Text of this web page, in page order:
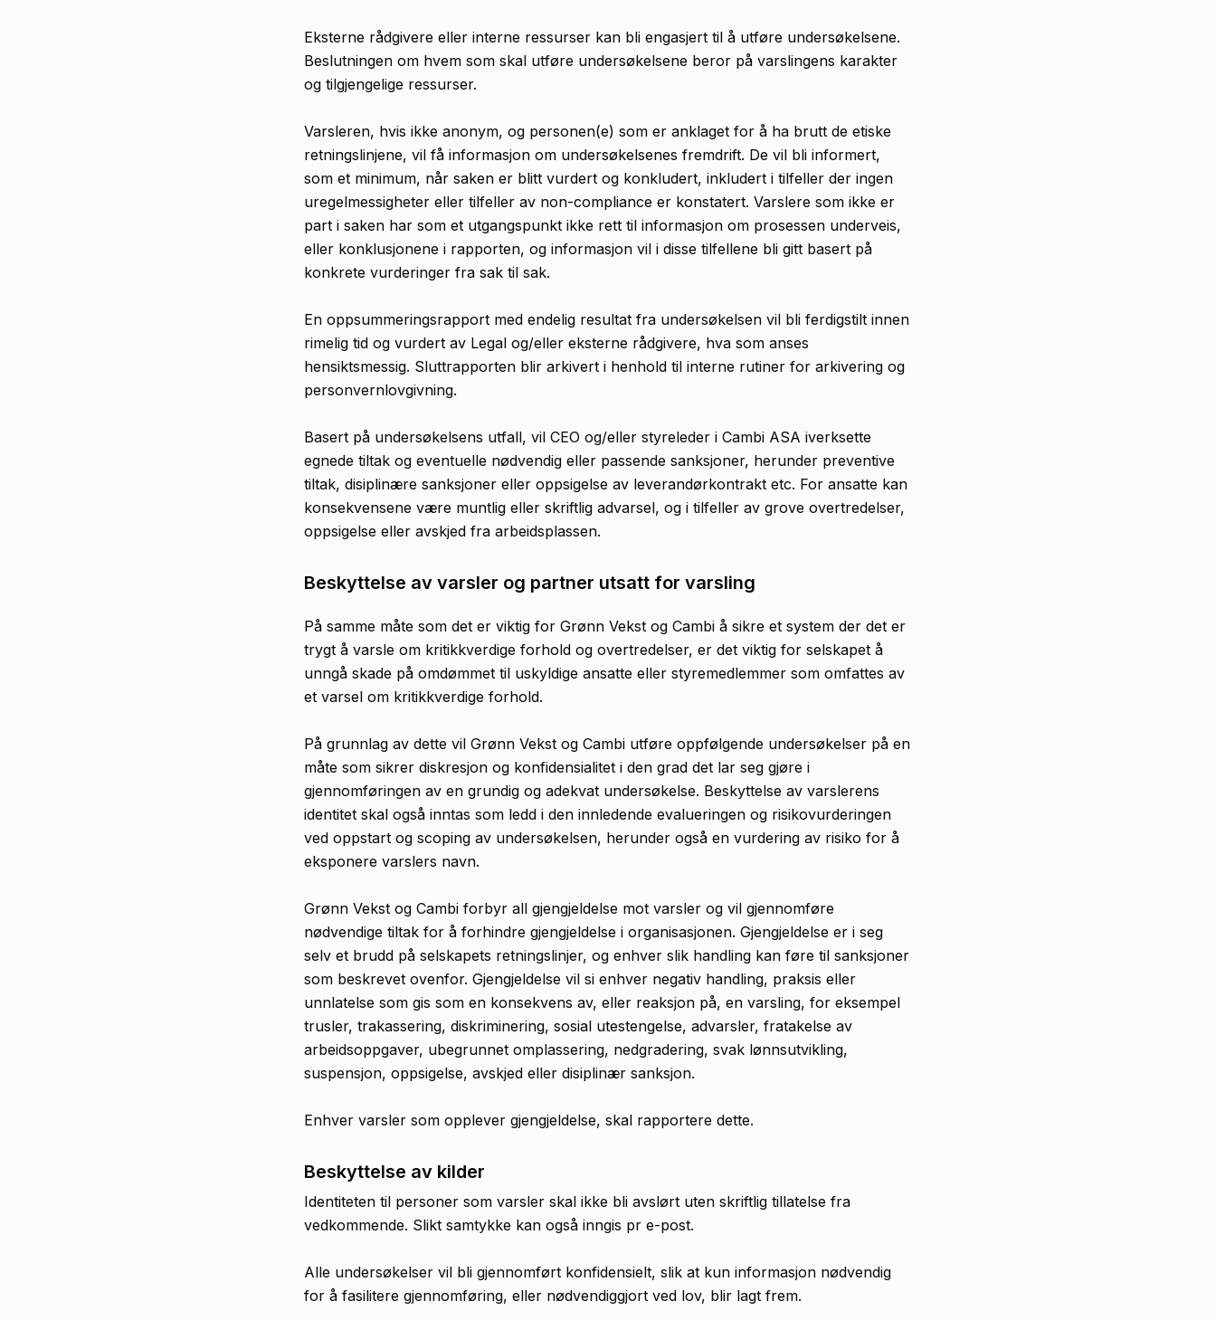
Eksterne rådgivere eller interne ressurser kan bli engasjert til å utføre undersøkelsene.
Beslutningen om hvem som skal utføre undersøkelsene beror på varslingens karakter
og tilgjengelige ressurser.
Varsleren, hvis ikke anonym, og personen(e) som er anklaget for å ha brutt de etiske
retningslinjene, vil få informasjon om undersøkelsenes fremdrift. De vil bli informert,
som et minimum, når saken er blitt vurdert og konkludert, inkludert i tilfeller der ingen
uregelmessigheter eller tilfeller av non-compliance er konstatert. Varslere som ikke er
part i saken har som et utgangspunkt ikke rett til informasjon om prosessen underveis,
eller konklusjonene i rapporten, og informasjon vil i disse tilfellene bli gitt basert på
konkrete vurderinger fra sak til sak.
En oppsummeringsrapport med endelig resultat fra undersøkelsen vil bli ferdigstilt innen
rimelig tid og vurdert av Legal og/eller eksterne rådgivere, hva som anses
hensiktsmessig. Sluttrapporten blir arkivert i henhold til interne rutiner for arkivering og
personvernlovgivning.
Basert på undersøkelsens utfall, vil CEO og/eller styreleder i Cambi ASA iverksette
egnede tiltak og eventuelle nødvendig eller passende sanksjoner, herunder preventive
tiltak, disiplinære sanksjoner eller oppsigelse av leverandørkontrakt etc. For ansatte kan
konsekvensene være muntlig eller skriftlig advarsel, og i tilfeller av grove overtredelser,
oppsigelse eller avskjed fra arbeidsplassen.
Beskyttelse av varsler og partner utsatt for varsling
På samme måte som det er viktig for Grønn Vekst og Cambi å sikre et system der det er
trygt å varsle om kritikkverdige forhold og overtredelser, er det viktig for selskapet å
unngå skade på omdømmet til uskyldige ansatte eller styremedlemmer som omfattes av
et varsel om kritikkverdige forhold.
På grunnlag av dette vil Grønn Vekst og Cambi utføre oppfølgende undersøkelser på en
måte som sikrer diskresjon og konfidensialitet i den grad det lar seg gjøre i
gjennomføringen av en grundig og adekvat undersøkelse. Beskyttelse av varslerens
identitet skal også inntas som ledd i den innledende evalueringen og risikovurderingen
ved oppstart og scoping av undersøkelsen, herunder også en vurdering av risiko for å
eksponere varslers navn.
Grønn Vekst og Cambi forbyr all gjengjeldelse mot varsler og vil gjennomføre
nødvendige tiltak for å forhindre gjengjeldelse i organisasjonen. Gjengjeldelse er i seg
selv et brudd på selskapets retningslinjer, og enhver slik handling kan føre til sanksjoner
som beskrevet ovenfor. Gjengjeldelse vil si enhver negativ handling, praksis eller
unnlatelse som gis som en konsekvens av, eller reaksjon på, en varsling, for eksempel
trusler, trakassering, diskriminering, sosial utestengelse, advarsler, fratakelse av
arbeidsoppgaver, ubegrunnet omplassering, nedgradering, svak lønnsutvikling,
suspensjon, oppsigelse, avskjed eller disiplinær sanksjon.
Enhver varsler som opplever gjengjeldelse, skal rapportere dette.
Beskyttelse av kilder
Identiteten til personer som varsler skal ikke bli avslørt uten skriftlig tillatelse fra
vedkommende. Slikt samtykke kan også inngis pr e-post.
Alle undersøkelser vil bli gjennomført konfidensielt, slik at kun informasjon nødvendig
for å fasilitere gjennomføring, eller nødvendiggjort ved lov, blir lagt frem.